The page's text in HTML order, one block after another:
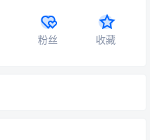
粉丝 收藏